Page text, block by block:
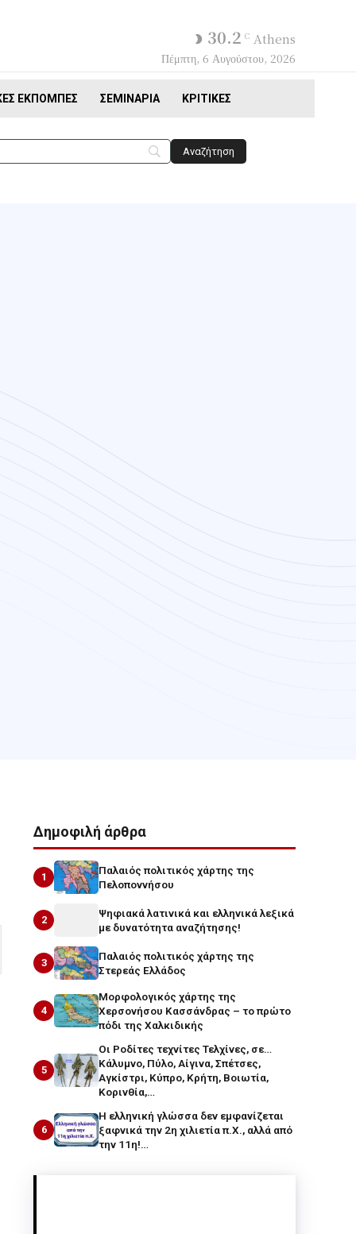
30.2 C Athens
Πέμπτη, 6 Αυγούστου, 2026
ΕΚΠΟΜΠΈΣ ΣΕΜΙΝΆΡΙΑ ΚΡΙΤΙΚΈΣ
Δημοφιλή άρθρα
1
Παλαιός πολιτικός χάρτης της
Πελοποννήσου
2
Ψηφιακά λατινικά και ελληνικά λεξικά
με δυνατότητα αναζήτησης!
3
Παλαιός πολιτικός χάρτης της
Στερεάς Ελλάδος
4
Μορφολογικός χάρτης της
Χερσονήσου Κασσάνδρας – το πρώτο
πόδι της Χαλκιδικής
5
Οι Ροδίτες τεχνίτες Τελχίνες, σε…
Κάλυμνο, Πύλο, Αίγινα, Σπέτσες,
Αγκίστρι, Κύπρο, Κρήτη, Βοιωτία,
Κορινθία,…
6
Η ελληνική γλώσσα δεν εμφανίζεται
ξαφνικά την 2η χιλιετία π.Χ., αλλά από
την 11η!…